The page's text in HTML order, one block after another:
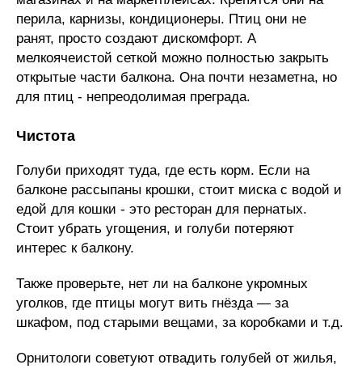
перила, карнизы, кондиционеры. Птиц они не
ранят, просто создают дискомфорт. А
мелкоячеистой сеткой можно полностью закрыть
открытые части балкона. Она почти незаметна, но
для птиц - непреодолимая преграда.
Чистота
Голуби приходят туда, где есть корм. Если на
балконе рассыпаны крошки, стоит миска с водой и
едой для кошки - это ресторан для пернатых.
Стоит убрать угощения, и голуби потеряют
интерес к балкону.
Также проверьте, нет ли на балконе укромных
уголков, где птицы могут вить гнёзда — за
шкафом, под старыми вещами, за коробками и т.д.
Орнитологи советуют отвадить голубей от жилья,